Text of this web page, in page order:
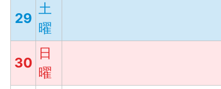
29
土
曜
30
日
曜